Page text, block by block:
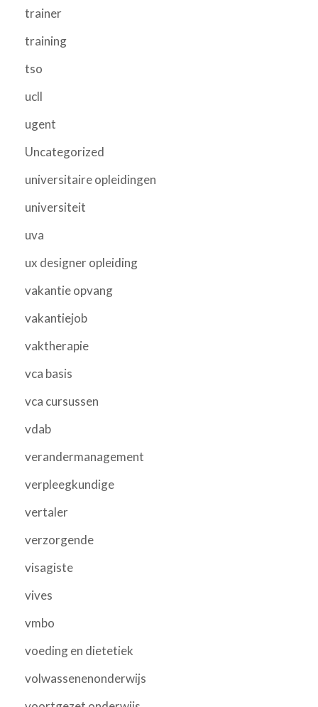
trainer
training
tso
ucll
ugent
Uncategorized
universitaire opleidingen
universiteit
uva
ux designer opleiding
vakantie opvang
vakantiejob
vaktherapie
vca basis
vca cursussen
vdab
verandermanagement
verpleegkundige
vertaler
verzorgende
visagiste
vives
vmbo
voeding en dietetiek
volwassenenonderwijs